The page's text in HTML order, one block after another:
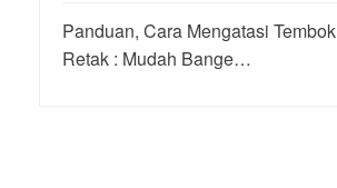
Panduan, Cara Mengatasi Tembok
Retak : Mudah Bange…